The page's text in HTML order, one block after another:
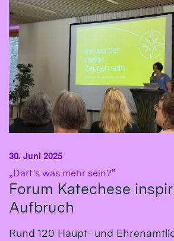
„Darf's was mehr sein?“
Forum Katechese
Aufbruch
30. Juni 2025
Rund 120 Haupt- und